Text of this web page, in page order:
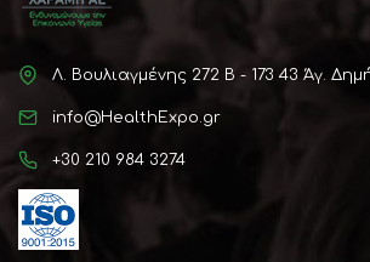
Λ. Βουλιαγμένης 272 Β - 173 43 Άγ.
info@HealthExpo.gr
+30 210 984 3274